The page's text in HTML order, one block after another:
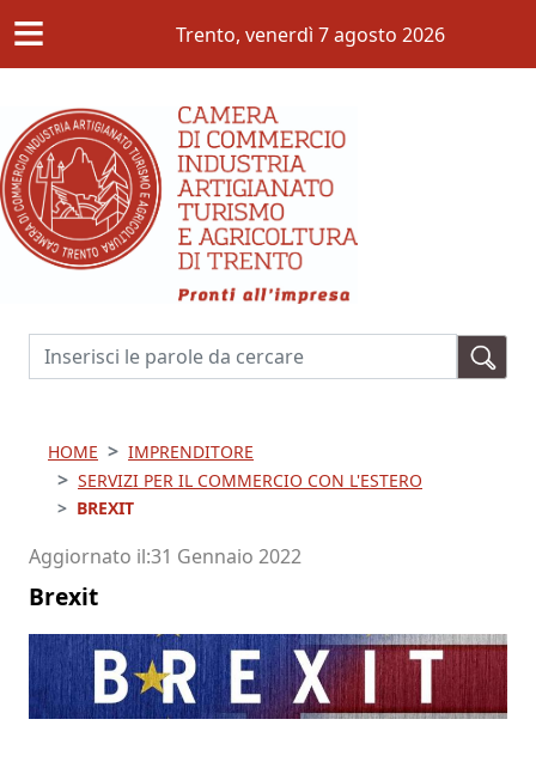
≡ Trento, venerdì 7 agosto 2026
Cerca
HOME
IMPRENDITORE
SERVIZI PER IL COMMERCIO CON L'ESTERO
BREXIT
Aggiornato il 31 Gennaio 2022
Brexit